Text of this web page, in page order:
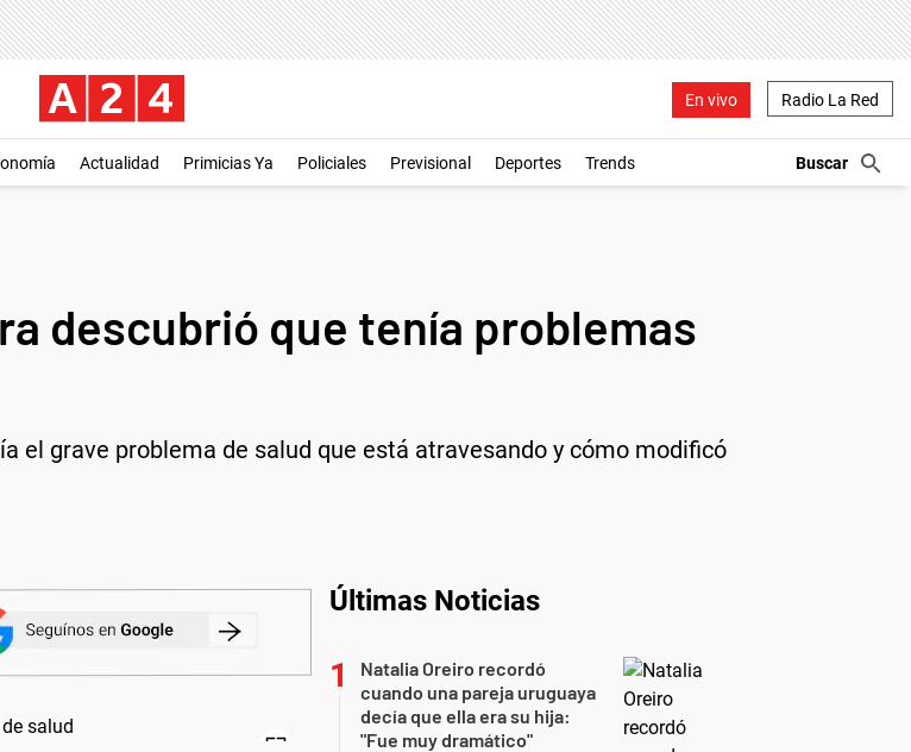
En vivo Radio La Red
Actualidad Primicias Ya Policiales Previsional Deportes Trends
descubrió que tenía problemas
el grave problema de salud que está atravesando y cómo modificó
Últimas Noticias
Natalia Oreiro recordó
cuando una pareja uruguaya
decía que ella era su hija:
"Fue muy dramático"